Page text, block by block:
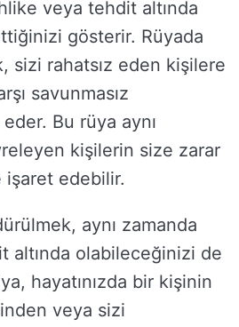
veya tehdit altında
gösterir. Rüyada
sizi rahatsız eden kişilere
savunmasız
Bu rüya aynı
kişilerin size zarar
edebilir.
aynı zamanda
altında olabileceğinizi de
hayatınızda bir kişinin
veya sizi